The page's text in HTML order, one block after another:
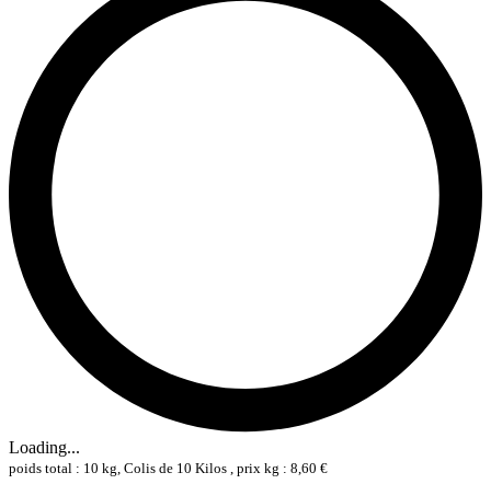
Loading...
poids total : 10 kg, Colis de 10 Kilos , prix kg : 8,60 €